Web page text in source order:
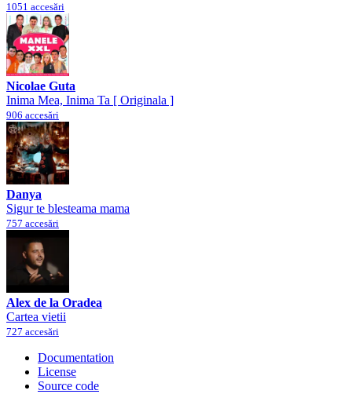
1051 accesări
Nicolae Guta
Inima Mea, Inima Ta [ Originala ]
906 accesări
Danya
Sigur te blesteama mama
757 accesări
Alex de la Oradea
Cartea vietii
727 accesări
Documentation
License
Source code